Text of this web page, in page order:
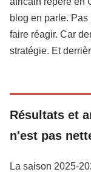
blog en parle. Pas
faire réagir. Car
stratégie. Et
Résultats et
n'est pas
La saison 2025-